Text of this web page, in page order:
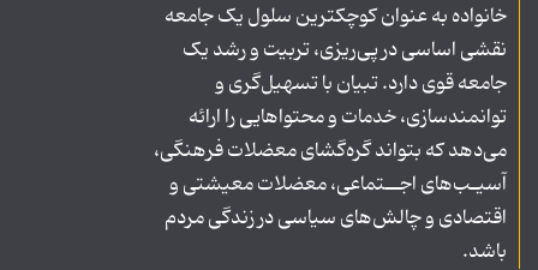
خانواده به عنوان کوچکترین سلول یک جامعه
نقشی اساسی در پی‌ریزی، تربیت و رشد یک
جامعه قوی دارد. تبیان با تسهیل‌گری و
توانمندسازی، خدمات و محتواهایی را ارائه
می‌دهد که بتواند گره‌گشای معضلات فرهنگی،
آسیـب‌های اجــتماعی، معضلات معیشتی و
اقتصادی و چالش‌های سیاسی در زندگی مردم
باشد.